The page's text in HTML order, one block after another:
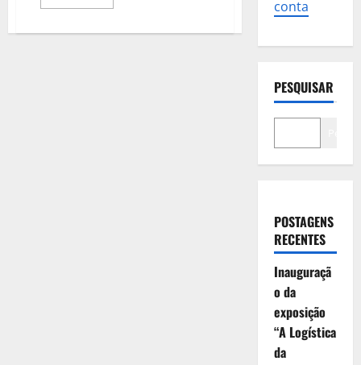
mais
quer
conta
PESQUISAR
POSTAGENS
RECENTES
Inauguraçã
o da
exposição
“A Logística
da